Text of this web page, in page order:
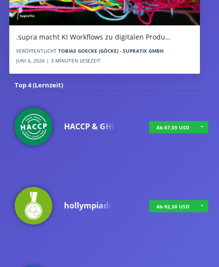
.supra macht KI Workflows zu digitalen Produ…
VERÖFFENTLICHT TOBIAS GOECKE (GÖCKE) - SUPRATIX GMBH
JUNI 6, 2026 | 3 MINUTEN LESEZEIT
Top 4 (Lernzeit)
HACCP & GHP Ab 67,05 USD
hollympiade Ab 92,36 USD